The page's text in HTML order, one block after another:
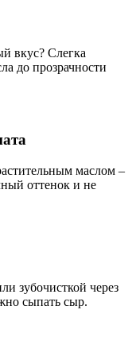
вкус? Слегка
до прозрачности
маслом –
оттенок и не
зубочисткой через
сыпать сыр.